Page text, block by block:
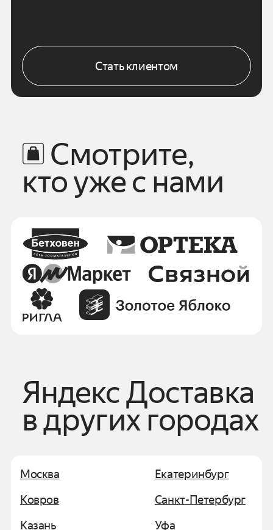
Стать клиентом
Смотрите,
кто уже с нами
Яндекс Доставка
в других городах
Москва
Ковров
Казань
Екатеринбург
Санкт-Петербург
Уфа